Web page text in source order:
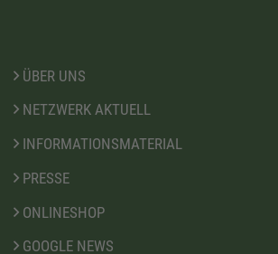
ÜBER UNS
NETZWERK AKTUELL
INFORMATIONSMATERIAL
PRESSE
ONLINESHOP
GOOGLE NEWS